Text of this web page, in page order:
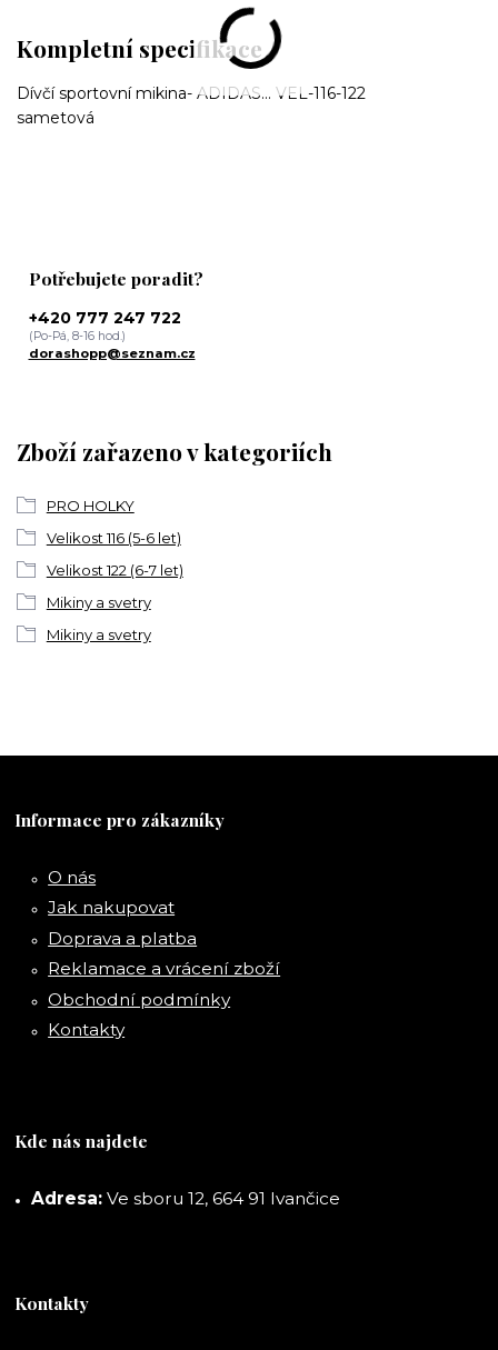
Kompletní specifikace
Dívčí sportovní mikina- ADIDAS... VEL-116-122
sametová
Zboží zařazeno v kategoriích
PRO HOLKY
Velikost 116 (5-6 let)
Velikost 122 (6-7 let)
Mikiny a svetry
Mikiny a svetry
Potřebujete poradit?
+420 777 247 722
(Po-Pá, 8-16 hod.)
dorashopp@seznam.cz
Informace pro zákazníky
O nás
Jak nakupovat
Doprava a platba
Reklamace a vrácení zboží
Obchodní podmínky
Kontakty
Kde nás najdete
Adresa: Ve sboru 12, 664 91 Ivančice
Kontakty